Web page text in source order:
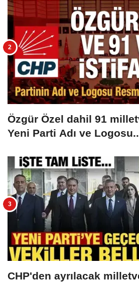
Özgür Özel dahil 91
Yeni Parti Adı ve
CHP'den ayrılacak